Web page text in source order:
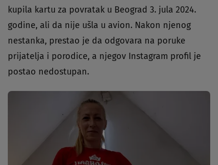
kupila kartu za povratak u Beograd 3. jula 2024.
godine, ali da nije ušla u avion. Nakon njenog
nestanka, prestao je da odgovara na poruke
prijatelja i porodice, a njegov Instagram profil je
postao nedostupan.